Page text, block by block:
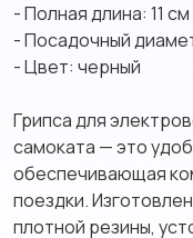
- Полная длина: 11 см
- Посадочный
- Цвет: черный
Грипса для
самоката — это
обеспечивающая
поездки.
плотной резины,